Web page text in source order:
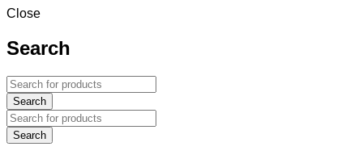
Close
Search